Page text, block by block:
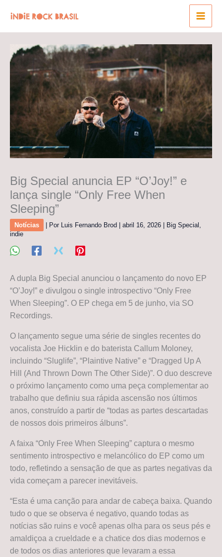
para
o
Big Special anuncia EP “O’Joy!” e
lança single “Only Free When
Sleeping”
Notícias | Por Luis Fernando Brod abril 16, 2026 Big Special ,
indie
A dupla Big Special anunciou o lançamento do novo EP
“O’Joy!” e divulgou o single introspectivo “Only Free
When Sleeping”. O EP chega em 5 de junho, via SO
Recordings.
O lançamento segue uma série de singles recentes do
vocalista Joe Hicklin e do baterista Callum Moloney,
incluindo “Sluglife”, “Plaintive Native” e “Dragged Up A
Hill (And Thrown Down The Other Side)”. O duo descreve
o próximo lançamento como uma peça complementar ao
trabalho que definiu sua rápida ascensão nos últimos
anos, construído a partir de “todas as partes descartadas
de nossos dois primeiros álbuns”.
A faixa “Only Free When Sleeping” captura o mesmo
sentimento introspectivo e melancólico do EP como um
todo, refletindo a sensação de que as partes negativas da
vida começam a parecer inevitáveis.
“Esta é uma canção para andar de cabeça baixa. Quando
tudo o que se observa é negativo, quando todas as
notícias são ruins e você apenas olha para os seus pés e
amaldiçoa a crueldade e a chatice dos dias modernos e
de todos os dias anteriores que levaram a essa